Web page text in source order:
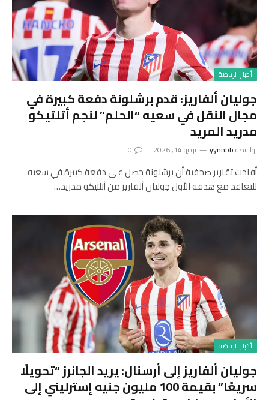
أخبار الرياضة
جوليان ألفاريز: قدم برشلونة دفعة كبيرة في
مجال النقل في سعيه “الحلم” لنجم أتلتيكو
مدريد المريد
بواسطةyynnbb يوليو 14, 2026 0
أفادت تقارير صحفية أن برشلونة حصل على دفعة كبيرة في سعيه
للتعاقد مع هدفه الأول جوليان ألفاريز من أتلتيكو مدريد…
أخبار الرياضة
جوليان ألفاريز إلى أرسنال: يريد الجانرز “تحويلًا
سريعًا” بقيمة 100 مليون جنيه إسترليني إلى